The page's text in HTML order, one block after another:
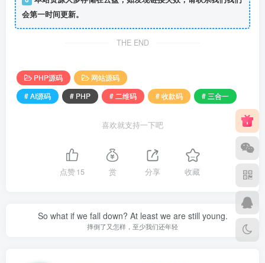
会第一时间更新。
THE END
PHP源码
网站源码
# AI源码
# PHP # 二维码 # 收款码 # 三合一
喜欢就支持一下吧
点赞15 赏 分享 收藏
So what if we fall down? At least we are still young.
摔倒了又怎样，至少我们还年轻